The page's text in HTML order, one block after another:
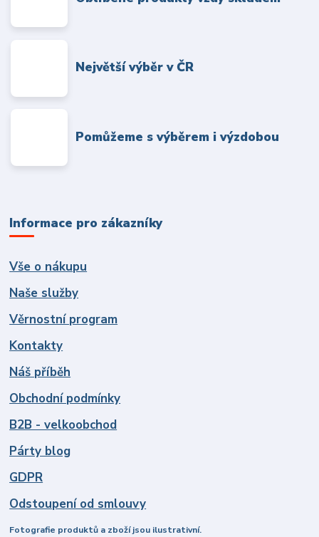
Největší výběr v ČR
Pomůžeme s výběrem i výzdobou
Informace pro zákazníky
Vše o nákupu
Naše služby
Věrnostní program
Kontakty
Náš příběh
Obchodní podmínky
B2B - velkoobchod
Párty blog
GDPR
Odstoupení od smlouvy
Fotografie produktů a zboží jsou ilustrativní.